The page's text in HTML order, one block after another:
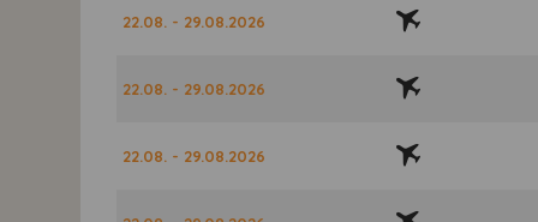
22.08. - 29.08.2026
22.08. - 29.08.2026
22.08. - 29.08.2026